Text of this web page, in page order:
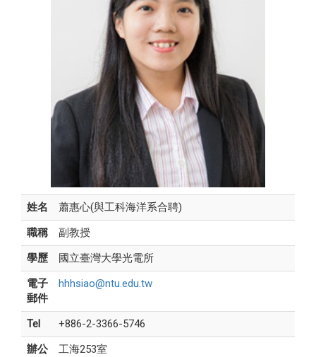
姓名
蕭惠心(與工科海洋系合聘)
職稱
副教授
學歷
國立臺灣大學光電所
電子
郵件
hhhsiao@ntu.edu.tw
Tel
+886-2-3366-5746
辦公
工海253室